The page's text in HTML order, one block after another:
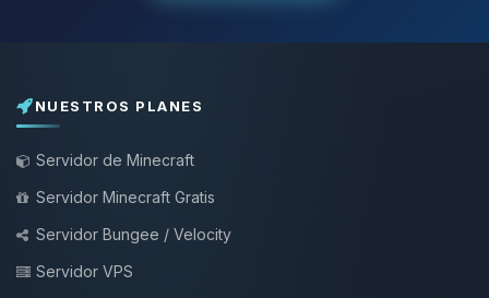
NUESTROS PLANES
Servidor de Minecraft
Servidor Minecraft Gratis
Servidor Bungee / Velocity
Servidor VPS